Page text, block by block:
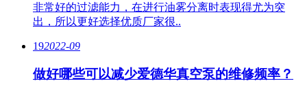
非常好的过滤能力，在进行油雾分离时表现得尤为突
出，所以更好选择优质厂家很..
192022-09
做好哪些可以减少爱德华真空泵的维修频率？